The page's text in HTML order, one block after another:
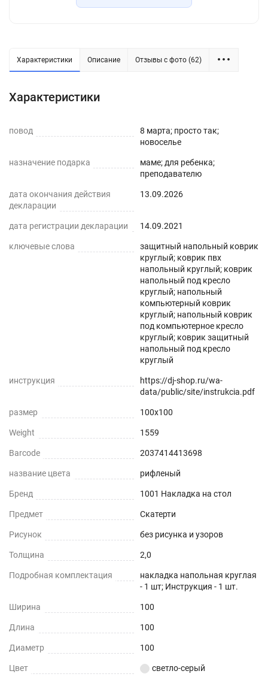
подложки под рабочий или письменный стол и,
надежно прилегает и не скользит при
использовании, при этом не препятствует
не требует специального ухода, легко моется, не
вытиранию. В некоторых вариантах возможен
легкий запах, который уходит через 2-3 дня.
Размер ПВХ коврика вырезается больше на 2-3
см - для последующей усадки. Весь ассортимент
Вы можете увидеть в нашем магазине Decojoy.
Приятных покупок!
Характеристики Описание Отзывы с фото (62)
Характеристики
повод
8 марта; просто так;
новоселье
назначение подарка
маме; для ребенка;
преподавателю
дата окончания действия
декларации
13.09.2026
дата регистрации декларации 14.09.2021
ключевые слова
защитный напольный коврик
круглый; коврик пвх
напольный круглый; коврик
напольный под кресло
круглый; напольный
компьютерный коврик
круглый; напольный коврик
под компьютерное кресло
круглый; коврик защитный
напольный под кресло
круглый
инструкция
https://dj-shop.ru/wa-
data/public/site/instrukcia.pdf
размер 100x100
Weight 1559
Barcode 2037414413698
название цвета рифленый
Бренд 1001 Накладка на стол
Предмет Скатерти
Рисунок без рисунка и узоров
Толщина 2,0
Подробная комплектация
накладка напольная круглая
- 1 шт; Инструкция - 1 шт.
Ширина 100
Длина 100
Диаметр 100
Цвет светло-серый